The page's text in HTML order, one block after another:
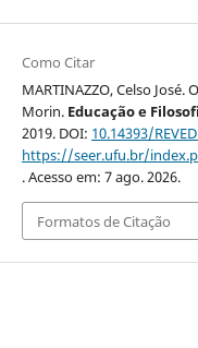
Como Citar
MARTINAZZO, Celso
Morin. Educação e
2019. DOI: 10.14393/
https://seer.ufu.br/
. Acesso em: 7 ago. 2026.
Formatos de Citação